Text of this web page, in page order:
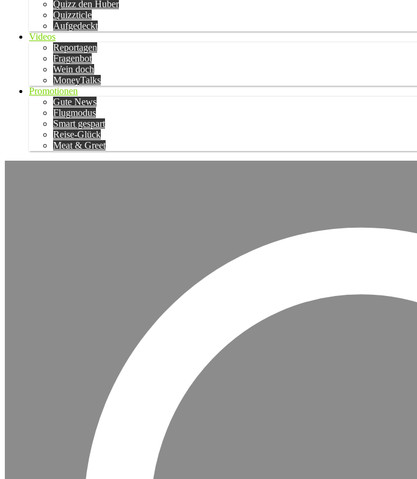
Quizz den Huber
Quizzticle
Aufgedeckt
Videos
Reportagen
Fragenbot
Wein doch
MoneyTalks
Promotionen
Gute News
Flugmodus
Smart gespart
Reise-Glück
Meat & Greet